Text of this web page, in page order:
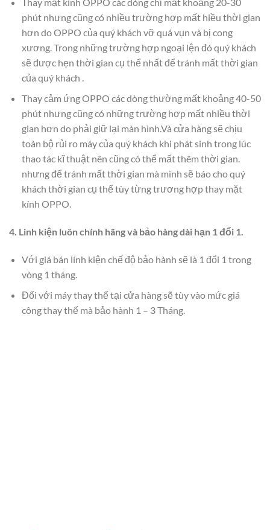
phút nhưng cũng có nhiều trường hợp mất hiều thời gian
hơn do OPPO của quý khách vỡ quá vụn và bị cong
xương. Trong những trường hợp ngoại lện đó quý khách
sẽ được hẹn thời gian cụ thể nhất để tránh mất thời gian
của quý khách .
Thay cảm ứng OPPO các dòng thường mất khoảng 40-50
phút nhưng cũng có những trường hợp mất nhiều thời
gian hơn do phải giữ lại màn hình.Và cửa hàng sẽ chịu
toàn bộ rủi ro máy của quý khách khi phát sinh trong lúc
thao tác kĩ thuật nên cũng có thể mất thêm thời gian.
nhưng để tránh mất thời gian mà mình sẽ báo cho quý
khách thời gian cụ thể tùy từng trương hợp thay mặt
kính OPPO.
4. Linh kiện luôn chính hãng và bảo hàng dài hạn 1 đổi 1.
Với giá bán lính kiện chế độ bảo hành sẽ là 1 đổi 1 trong
vòng 1 tháng.
Đối với máy thay thế tại cửa hàng sẽ tùy vào mức giá
công thay thế mà bảo hành 1 – 3 Tháng.